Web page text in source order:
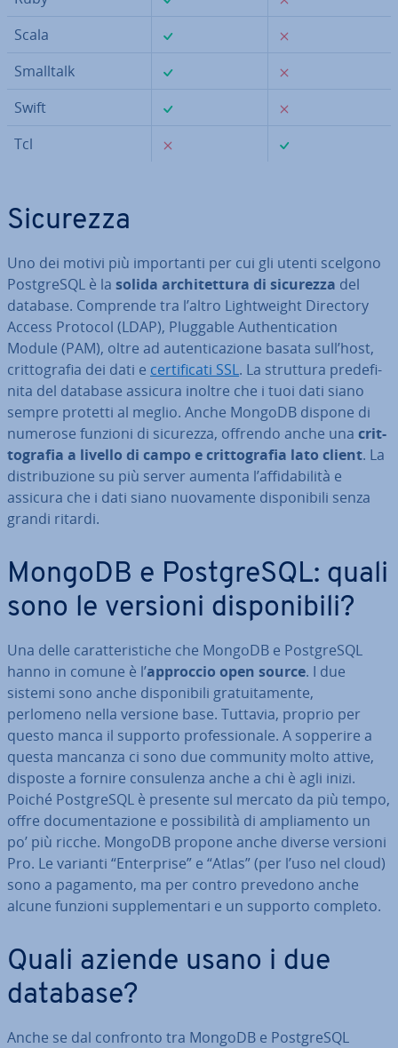
Scala
Smalltalk
Swift
Tcl
Sicurezza
Uno dei motivi più im­por­tan­ti per cui gli utenti scelgono
Post­gre­SQL è la solida ar­chi­tet­tu­ra di sicurezza del
database. Comprende tra l’altro Light­weight Directory
Access Protocol (LDAP), Pluggable Au­then­ti­ca­tion
Module (PAM), oltre ad au­ten­ti­ca­zio­ne basata sull’host,
crit­to­gra­fia dei dati e cer­ti­fi­ca­ti SSL. La struttura pre­de­fi­
ni­ta del database assicura inoltre che i tuoi dati siano
sempre protetti al meglio. Anche MongoDB dispone di
numerose funzioni di sicurezza, offrendo anche una crit­
to­gra­fia a livello di campo e crit­to­gra­fia lato client. La
di­stri­bu­zio­ne su più server aumenta l’af­fi­da­bi­li­tà e
assicura che i dati siano nuo­va­men­te di­spo­ni­bi­li senza
grandi ritardi.
MongoDB e Post­gre­SQL: quali
sono le versioni di­spo­ni­bi­li?
Una delle ca­rat­te­ri­sti­che che MongoDB e Post­gre­SQL
hanno in comune è l’approccio open source. I due
sistemi sono anche di­spo­ni­bi­li gra­tui­ta­men­te,
perlomeno nella versione base. Tuttavia, proprio per
questo manca il supporto pro­fes­sio­na­le. A sopperire a
questa mancanza ci sono due community molto attive,
disposte a fornire con­su­len­za anche a chi è agli inizi.
Poiché Post­gre­SQL è presente sul mercato da più tempo,
offre do­cu­men­ta­zio­ne e pos­si­bi­li­tà di am­plia­men­to un
po’ più ricche. MongoDB propone anche diverse versioni
Pro. Le varianti “En­ter­pri­se” e “Atlas” (per l’uso nel cloud)
sono a pagamento, ma per contro prevedono anche
alcune funzioni sup­ple­men­ta­ri e un supporto completo.
Quali aziende usano i due
database?
Anche se dal confronto tra MongoDB e Post­gre­SQL